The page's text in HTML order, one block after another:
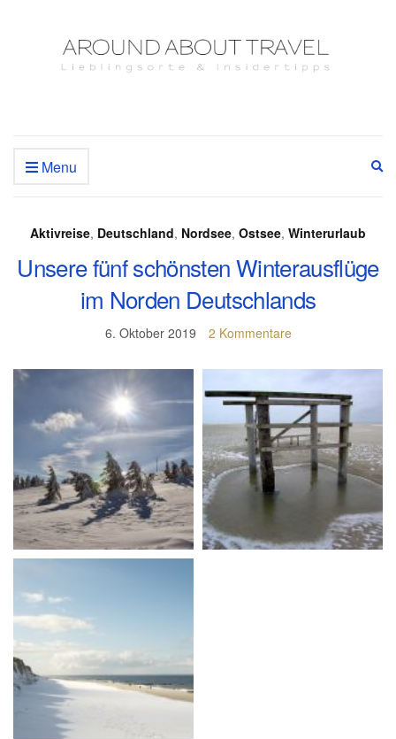
Menu
Aktivreise, Deutschland, Nordsee, Ostsee, Winterurlaub
Unsere fünf schönsten Winterausflüge
im Norden Deutschlands
6. Oktober 2019 2 Kommentare